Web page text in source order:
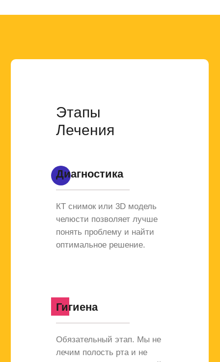
Этапы
Лечения
КТ снимок или 3D модель
челюсти позволяет лучше
понять проблему и найти
оптимальное решение.
Обязательный этап. Мы не
лечим полость рта и не
Диагностика
Гигиена